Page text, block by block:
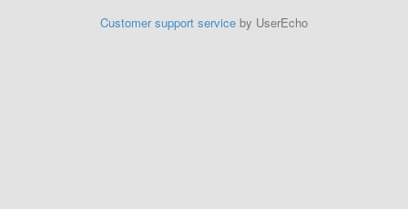
Customer support service by UserEcho